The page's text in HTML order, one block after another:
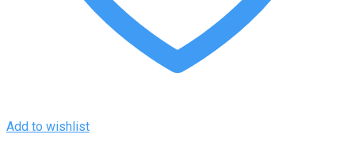
Add to wishlist